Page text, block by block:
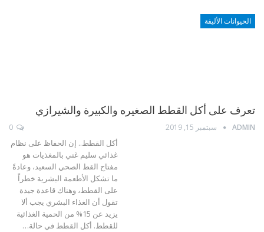
الحيوانات الأليفة
تعرف على أكل القطط الصغيره والكبيرة والشيرازي
ADMIN سبتمبر 15, 2019
أكل القطط.. إن الحفاظ على نظام
غذائي سليم غني بالمغذيات هو
مفتاح القط الصحي السعيد، وعادةً
ما تشكل الأطعمة البشرية خطراً
على القطط، وهناك قاعدة جيدة
تقول أن الغذاء البشري يجب ألا
يزيد عن 15% من الحمية الغذائية
للقطط. أكل القطط في حالة…